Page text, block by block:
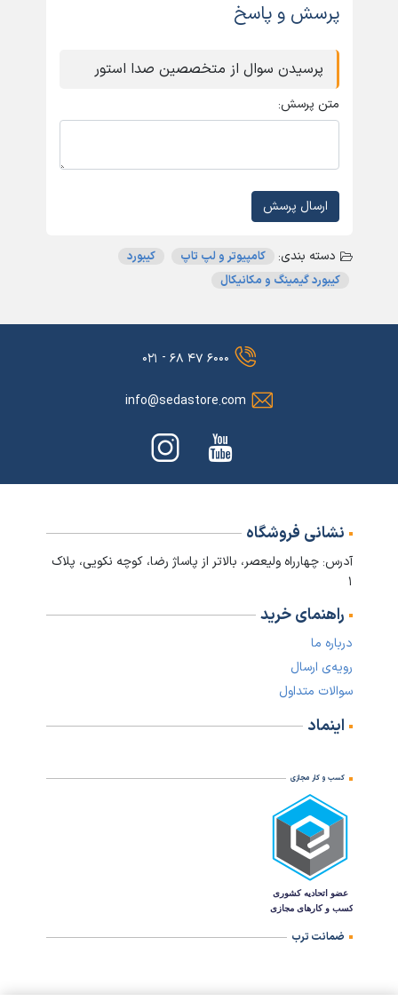
پرسش و پاسخ
پرسیدن سوال از متخصصین صدا استور
متن پرسش:
ارسال پرسش
دسته بندی: کامپیوتر و لپ تاپ
کیبورد
کیبورد گیمینگ و مکانیکال
۶۰۰۰ ۴۷ ۶۸ - ۰۲۱
info@sedastore.com
نشانی فروشگاه
آدرس: چهارراه ولیعصر، بالاتر از پاساژ رضا، کوچه نکویی، پلاک
۱
راهنمای خرید
درباره ما
رویه‌ی ارسال
سوالات متداول
اینماد
کسب و کار مجازی
ضمانت ترب